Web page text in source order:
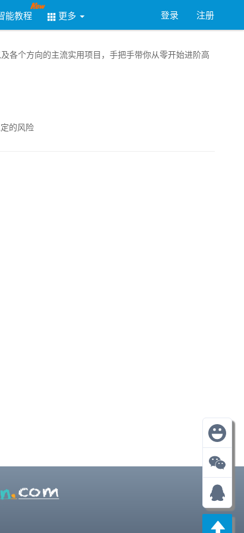
能教程 更多 登录 注册
各个方向的主流实用项目，手把手带你从零开始进阶高
的风险